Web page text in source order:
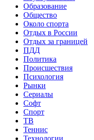
Образование
Общество
Около спорта
Отдых в России
Отдых за границей
ПДД
Политика
Происшествия
Психология
Рынки
Сериалы
Софт
Спорт
ТВ
Теннис